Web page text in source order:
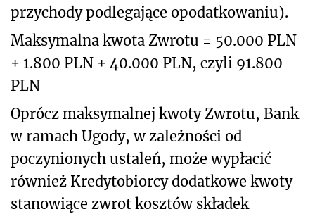
przychody podlegające opodatkowaniu).
Maksymalna kwota Zwrotu = 50.000 PLN
+ 1.800 PLN + 40.000 PLN, czyli 91.800
PLN
Oprócz maksymalnej kwoty Zwrotu, Bank
w ramach Ugody, w zależności od
poczynionych ustaleń, może wypłacić
również Kredytobiorcy dodatkowe kwoty
stanowiące zwrot kosztów składek